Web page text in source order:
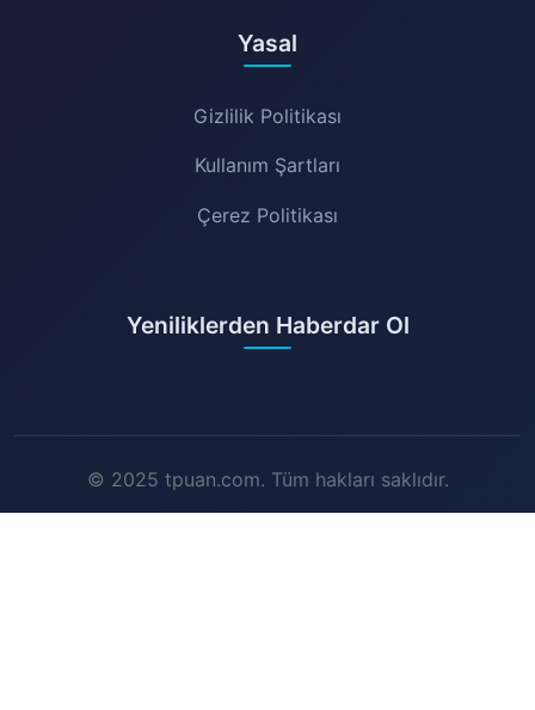
Yasal
Gizlilik Politikası
Kullanım Şartları
Çerez Politikası
Yeniliklerden Haberdar Ol
© 2025 tpuan.com. Tüm hakları saklıdır.